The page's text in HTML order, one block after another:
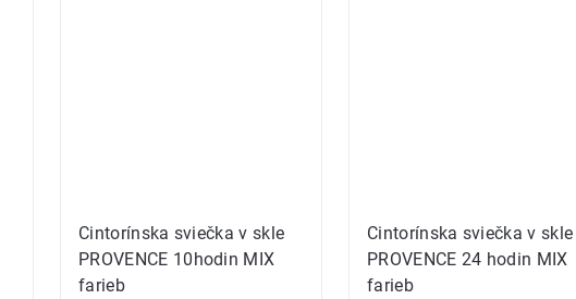
Cintorínska sviečka v skle
PROVENCE 10hodin MIX
farieb
Cintorínska sviečka v skle
PROVENCE 24 hodin MIX
farieb